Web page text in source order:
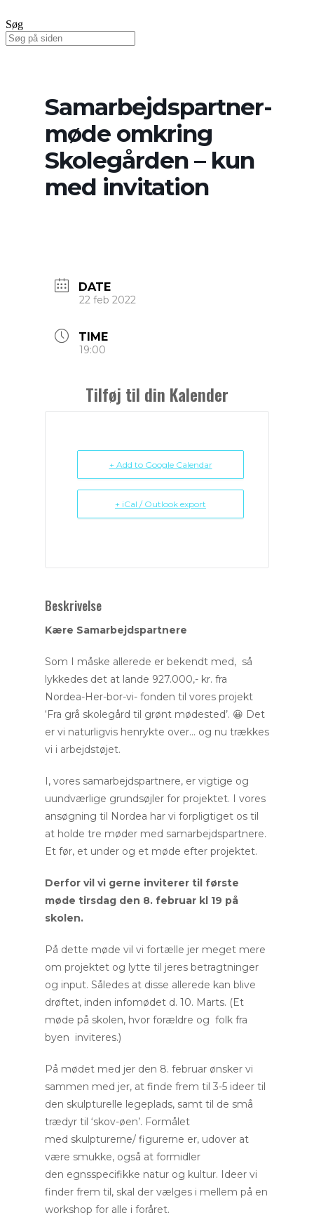
Søg
Samarbejdspartner-
møde omkring
Skolegården – kun
med invitation
DATE
22 feb 2022
TIME
19:00
Tilføj til din Kalender
+ Add to Google Calendar
+ iCal / Outlook export
Beskrivelse
Kære Samarbejdspartnere
Som I måske allerede er bekendt med, så
lykkedes det at lande 927.000,- kr. fra
Nordea-Her-bor-vi- fonden til vores projekt
‘Fra grå skolegård til grønt mødested’. 😀 Det
er vi naturligvis henrykte over… og nu trækkes
vi i arbejdstøjet.
I, vores samarbejdspartnere, er vigtige og
uundværlige grundsøjler for projektet. I vores
ansøgning til Nordea har vi forpligtiget os til
at holde tre møder med samarbejdspartnere.
Et før, et under og et møde efter projektet.
Derfor vil vi gerne inviterer til første
møde tirsdag den 8. februar kl 19 på
skolen.
På dette møde vil vi fortælle jer meget mere
om projektet og lytte til jeres betragtninger
og input. Således at disse allerede kan blive
drøftet, inden infomødet d. 10. Marts. (Et
møde på skolen, hvor forældre og folk fra
byen inviteres.)
På mødet med jer den 8. februar ønsker vi
sammen med jer, at finde frem til 3-5 ideer til
den skulpturelle legeplads, samt til de små
trædyr til ‘skov-øen’. Formålet
med skulpturerne/ figurerne er, udover at
være smukke, også at formidler
den egnsspecifikke natur og kultur. Ideer vi
finder frem til, skal der vælges i mellem på en
workshop for alle i foråret.